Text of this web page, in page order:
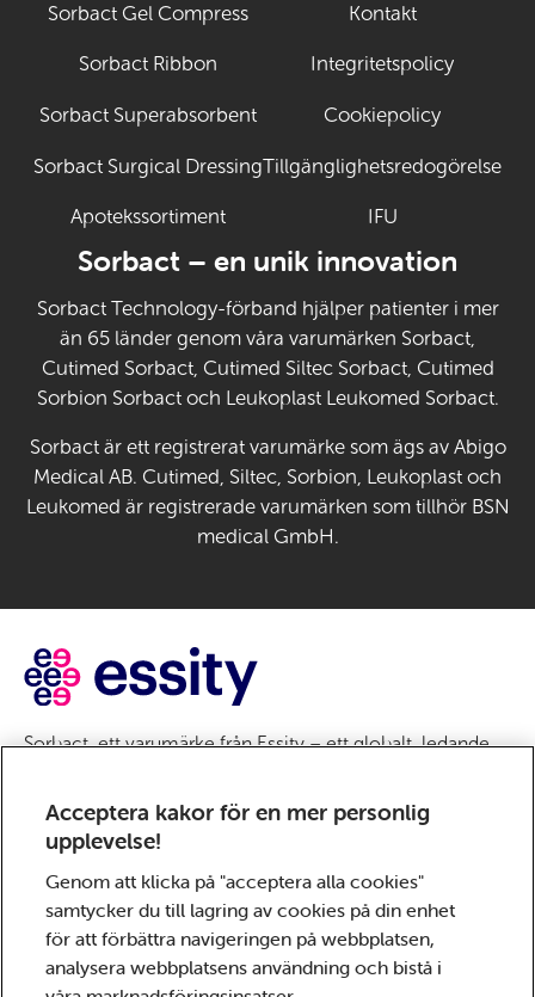
Sorbact Gel Compress
Sorbact Ribbon
Sorbact Superabsorbent
Sorbact Surgical Dressing
Apotekssortiment
Kontakt
Integritetspolicy
Cookiepolicy
Tillgänglighetsredogörelse
IFU
Sorbact – en unik innovation
Sorbact Technology-förband hjälper patienter i mer
än 65 länder genom våra varumärken Sorbact,
Cutimed Sorbact, Cutimed Siltec Sorbact, Cutimed
Sorbion Sorbact och Leukoplast Leukomed Sorbact.
Sorbact är ett registrerat varumärke som ägs av Abigo
Medical AB. Cutimed, Siltec, Sorbion, Leukoplast och
Leukomed är registrerade varumärken som tillhör BSN
medical GmbH.
Sorbact, ett varumärke från Essity – ett globalt, ledande
människor världen över våra produkter, lösningar och
tjänster. Vårt syfte är att bryta barriärer för välbefinnande,
för såväl konsumenter, patienter, vårdgivare och kunder
som för samhället. Försäljningen sker i cirka 150 länder
under de globalt ledande varumärkena TENA och Tork
samt andra starka varumärken, som Actimove, Cutimed,
JOBST, Knix, Leukoplast, Libero, Libresse, Lotus,
Acceptera kakor för en mer personlig
upplevelse!
Genom att klicka på "acceptera alla cookies"
samtycker du till lagring av cookies på din enhet
för att förbättra navigeringen på webbplatsen,
analysera webbplatsens användning och bistå i